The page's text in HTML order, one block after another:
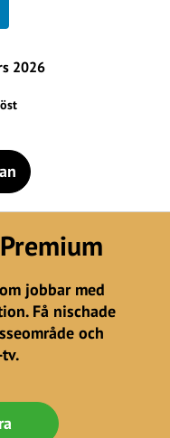
2026
jobbar med
Få nischade
och